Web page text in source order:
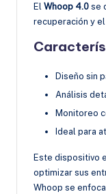
El Whoop 4.0 se
recuperación y
Diseño sin
Análisis
Monitoreo
Ideal para
Este dispositivo
optimizar sus
Whoop se